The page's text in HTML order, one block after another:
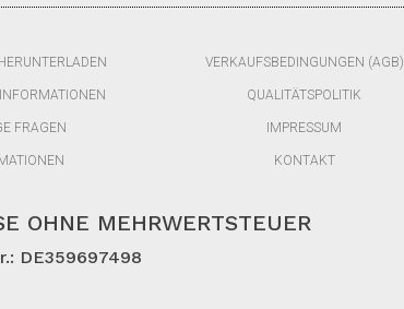
FRAGEN
VERKAUFSBEDINGUNGEN (AGB)
QUALITÄTSPOLITIK
IMPRESSUM
KONTAKT
OHNE MEHRWERTSTEUER
DE359697498